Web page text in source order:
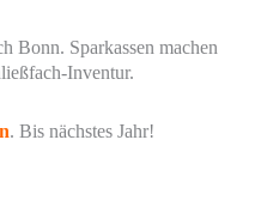
Bonn. Sparkassen machen
Inventur.
. Bis nächstes Jahr!